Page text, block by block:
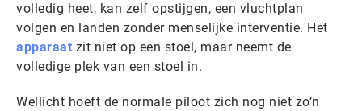
volledig heet, kan zelf opstijgen, een vluchtplan
volgen en landen zonder menselijke interventie. Het
apparaat zit niet op een stoel, maar neemt de
volledige plek van een stoel in.
Wellicht hoeft de normale piloot zich nog niet zo’n